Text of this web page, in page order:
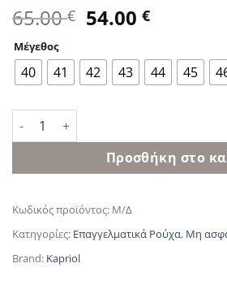
65.00€ Original
was:
65.00 €.
54.00€Η
τιμή
είναι:
54.00 €.
Μέγεθος
40 41 42 43 44 45
Kapriol Μποτάκι Enduro High 43759
Προσθήκη στο
Κωδικός προϊόντος: Μ/Δ
Κατηγορίες: Επαγγελματικά Ρούχα, Μη
Brand: Kapriol